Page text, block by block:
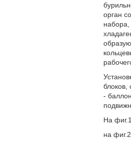
орган
набора,
блоков,
-
На
на